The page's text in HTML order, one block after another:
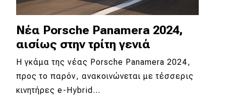
Νέα Porsche Panamera 2024,
αισίως στην τρίτη γενιά
Η γκάμα της νέας Porsche Panamera 2024,
προς το παρόν, ανακοινώνεται με τέσσερις
κινητήρες e-Hybrid…